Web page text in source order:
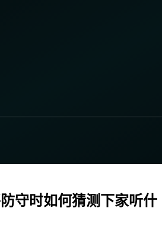
守时如何猜测下家听什